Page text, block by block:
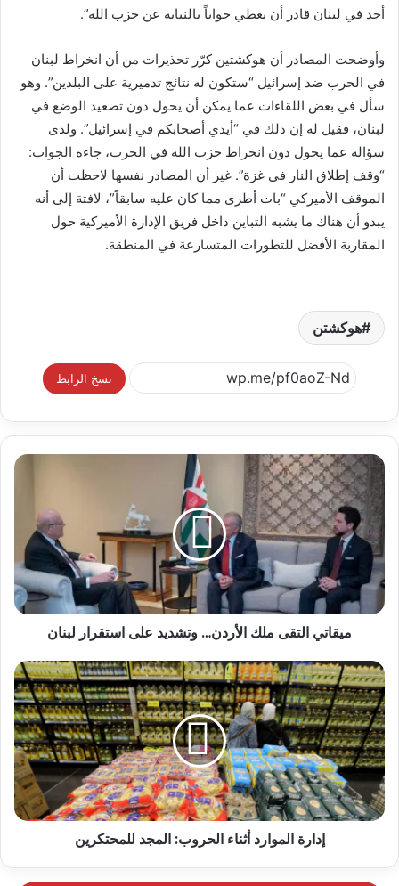
أحد في لبنان قادر أن يعطي جواباً بالنيابة عن حزب الله”.
وأوضحت المصادر أن هوكشتين كرّر تحذيرات من أن انخراط لبنان
في الحرب ضد إسرائيل “ستكون له نتائج تدميرية على البلدين”. وهو
سأل في بعض اللقاءات عما يمكن أن يحول دون تصعيد الوضع في
لبنان، فقيل له إن ذلك في “أيدي أصحابكم في إسرائيل”. ولدى
سؤاله عما يحول دون انخراط حزب الله في الحرب، جاءه الجواب:
“وقف إطلاق النار في غزة”. غير أن المصادر نفسها لاحظت أن
الموقف الأميركي “بات أطرى مما كان عليه سابقاً”، لافتة إلى أنه
يبدو أن هناك ما يشبه التباين داخل فريق الإدارة الأميركية حول
المقاربة الأفضل للتطورات المتسارعة في المنطقة.
هوكشتن
نسخ الرابط
ميقاتي التقى ملك الأردن… وتشديد على استقرار لبنان
إدارة الموارد أثناء الحروب: المجد للمحتكرين